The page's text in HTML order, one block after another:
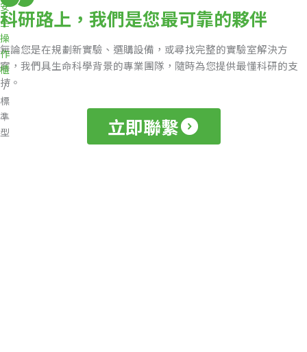
最
新
消
息
安
全
操
作
櫃
/
標
準
型
科研路上，我們是您最可靠的夥伴
無論您是在規劃新實驗、選購設備，或尋找完整的實驗室解決方
案，我們具生命科學背景的專業團隊，隨時為您提供最懂科研的支
持。
立即聯繫